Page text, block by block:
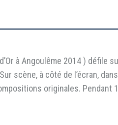
à Angoulême 2014 ) défile
scène, à côté de l’écran,
originales. Pendant